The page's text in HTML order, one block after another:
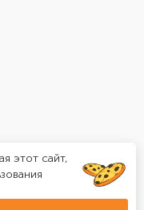
этот сайт,